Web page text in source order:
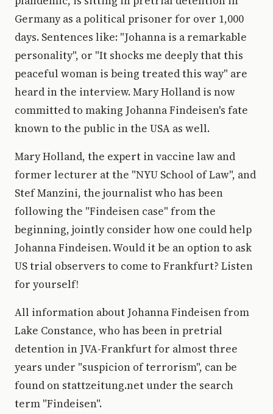
Germany as a political prisoner for over 1,000
days. Sentences like: "Johanna is a remarkable
personality", or "It shocks me deeply that this
peaceful woman is being treated this way" are
heard in the interview. Mary Holland is now
committed to making Johanna Findeisen's fate
known to the public in the USA as well.
Mary Holland, the expert in vaccine law and
former lecturer at the "NYU School of Law", and
Stef Manzini, the journalist who has been
following the "Findeisen case" from the
beginning, jointly consider how one could help
Johanna Findeisen. Would it be an option to ask
US trial observers to come to Frankfurt? Listen
for yourself!
All information about Johanna Findeisen from
Lake Constance, who has been in pretrial
detention in JVA-Frankfurt for almost three
years under "suspicion of terrorism", can be
found on stattzeitung.net under the search
term "Findeisen".